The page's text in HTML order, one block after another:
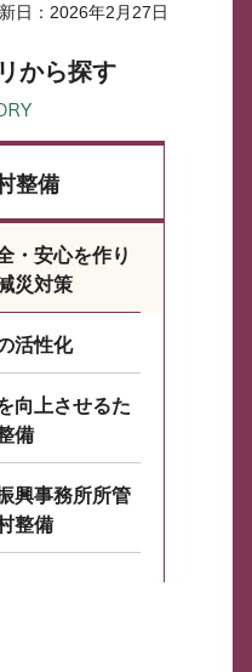
日：2026年2月27日
から探す
整備
・安心を作り
災対策
活性化
向上させるた
備
興事務所所管
整備